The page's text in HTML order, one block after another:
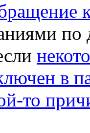
по
в
то